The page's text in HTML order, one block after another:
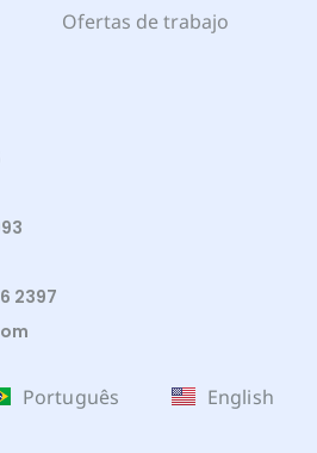
Ofertas de trabajo
2397
Português English